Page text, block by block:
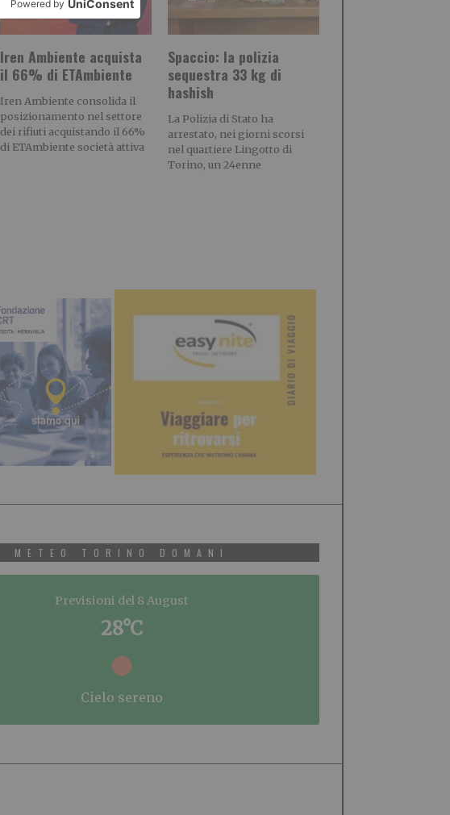
Iren Ambiente acquista
il 66% di ETAmbiente
Iren Ambiente consolida il
posizionamento nel settore
dei rifiuti acquistando il 66%
di ETAmbiente società attiva
Spaccio: la polizia
sequestra 33 kg di
hashish
La Polizia di Stato ha
arrestato, nei giorni scorsi
nel quartiere Lingotto di
Torino, un 24enne
METEO TORINO DOMANI
Previsioni del 8 August
28°C
cielo sereno